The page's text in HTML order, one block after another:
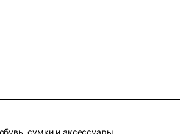
сумки и аксессуары.